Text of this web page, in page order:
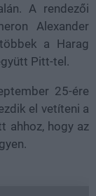
A rendezői
Alexander
a Harag
Pitt-tel.
25-ére
el vetíteni a
ahhoz, hogy az